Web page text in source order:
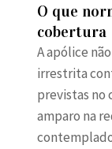
O que
cobertura
A apólice
irrestrita
previstas no
amparo na